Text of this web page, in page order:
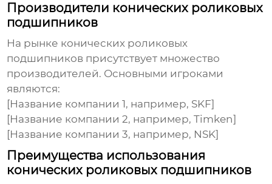
Производители конических роликовых
подшипников
На рынке конических роликовых
подшипников присутствует множество
производителей. Основными игроками
являются:
[Название компании 1, например, SKF]
[Название компании 2, например, Timken]
[Название компании 3, например, NSK]
Преимущества использования
конических роликовых подшипников